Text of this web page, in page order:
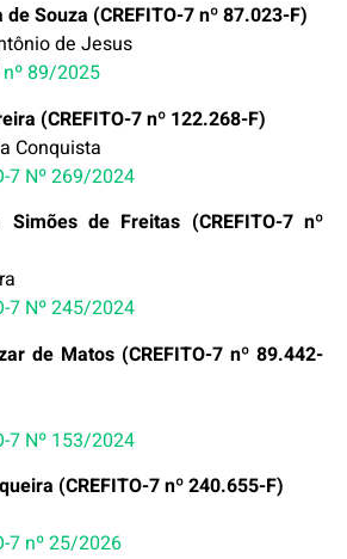
Souza (CREFITO-7 nº 87.023-F)
de Jesus
nº 89/2025
(CREFITO-7 nº 122.268-F)
Conquista
7 Nº 269/2024
Simões de Freitas (CREFITO-7 nº
7 Nº 245/2024
de Matos (CREFITO-7 nº 89.442-
7 Nº 153/2024
(CREFITO-7 nº 240.655-F)
7 nº 25/2026